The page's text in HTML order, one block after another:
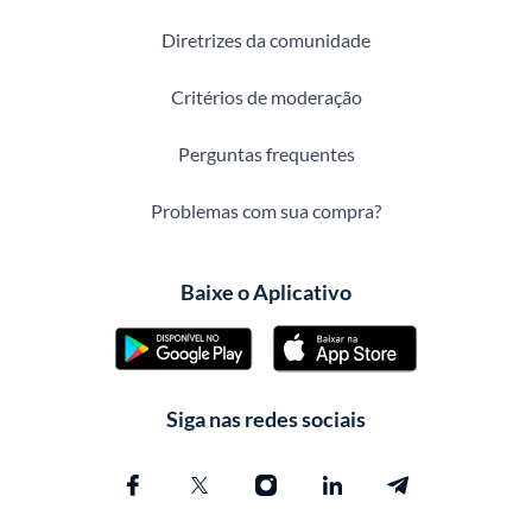
Diretrizes da comunidade
Critérios de moderação
Perguntas frequentes
Problemas com sua compra?
Baixe o Aplicativo
Siga nas redes sociais